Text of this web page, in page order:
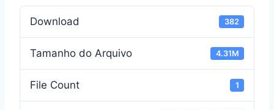
Download 382
Tamanho do Arquivo 4.31M
File Count 1